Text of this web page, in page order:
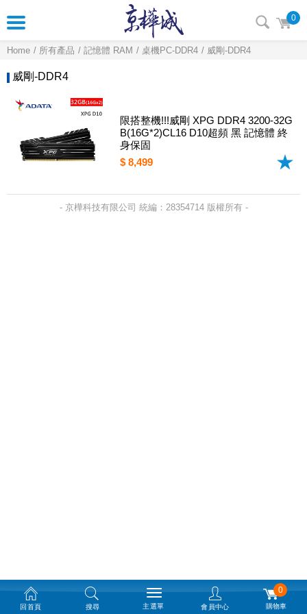
0
Home 所有產品 記憶體 RAM 桌機PC-DDR4 威剛-DDR4
威剛-DDR4
限搭整機!!!威剛 XPG DDR4 3200-32G
B(16G*2)CL16 D10超頻 黑 記憶體 終
身保固
$ 8,499
- 京樺科技有限公司 統編：28354714 版權所有 -
回首頁 搜尋 主選單 會員中心
0
購物車